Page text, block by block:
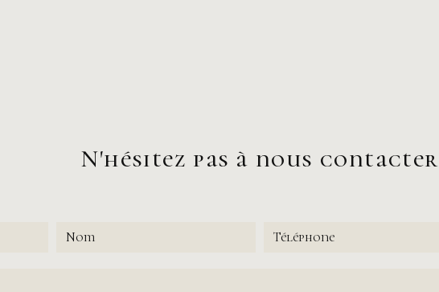
N'hésitez pas à nous contacter